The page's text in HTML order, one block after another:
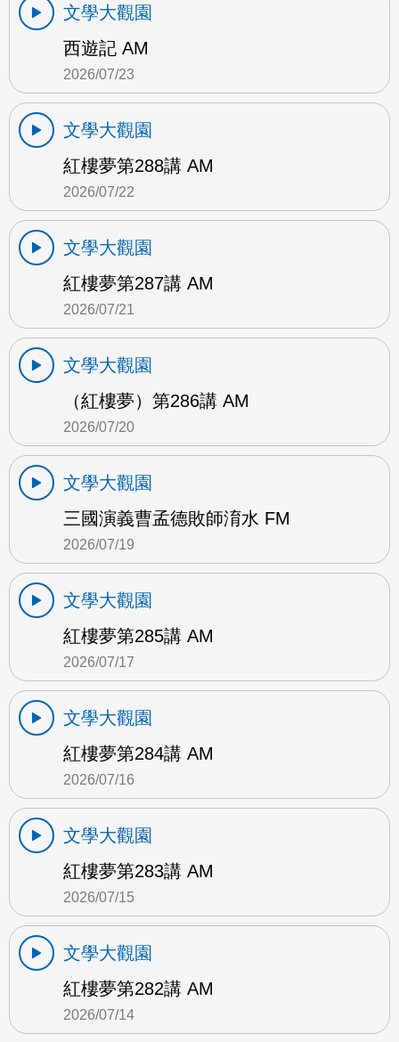
文學大觀園
西遊記 AM
2026/07/23
文學大觀園
紅樓夢第288講 AM
2026/07/22
文學大觀園
紅樓夢第287講 AM
2026/07/21
文學大觀園
（紅樓夢）第286講 AM
2026/07/20
文學大觀園
三國演義曹孟德敗師淯水 FM
2026/07/19
文學大觀園
紅樓夢第285講 AM
2026/07/17
文學大觀園
紅樓夢第284講 AM
2026/07/16
文學大觀園
紅樓夢第283講 AM
2026/07/15
文學大觀園
紅樓夢第282講 AM
2026/07/14